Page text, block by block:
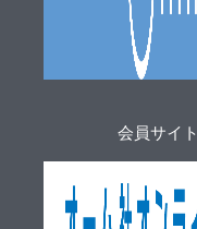
会員サイト